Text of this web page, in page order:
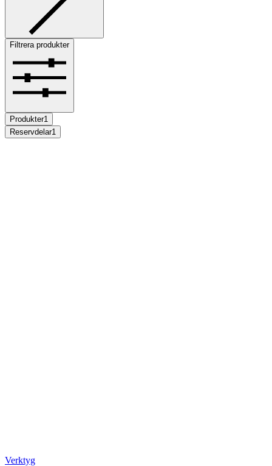
Filtrera produkter
Produkter1
Reservdelar1
Verktyg